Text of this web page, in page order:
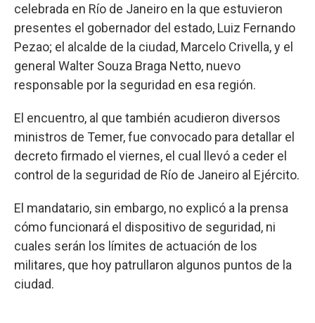
celebrada en Río de Janeiro en la que estuvieron
presentes el gobernador del estado, Luiz Fernando
Pezao; el alcalde de la ciudad, Marcelo Crivella, y el
general Walter Souza Braga Netto, nuevo
responsable por la seguridad en esa región.
El encuentro, al que también acudieron diversos
ministros de Temer, fue convocado para detallar el
decreto firmado el viernes, el cual llevó a ceder el
control de la seguridad de Río de Janeiro al Ejército.
El mandatario, sin embargo, no explicó a la prensa
cómo funcionará el dispositivo de seguridad, ni
cuales serán los límites de actuación de los
militares, que hoy patrullaron algunos puntos de la
ciudad.